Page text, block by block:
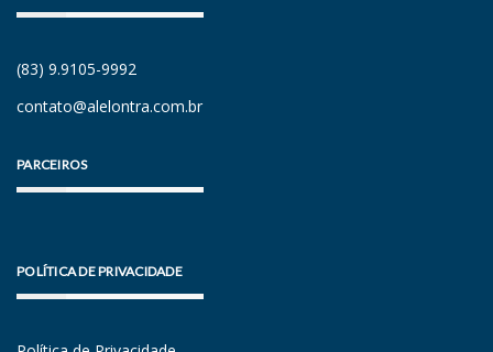
(83) 9.9105-9992
contato@alelontra.com.br
PARCEIROS
POLÍTICA DE PRIVACIDADE